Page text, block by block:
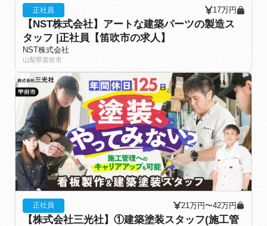
正社員 17万円
【NST株式会社】アートな建築パーツの製造ス
タッフ |正社員【笛吹市の求人】
NST株式会社
山梨県笛吹市
正社員 21万円〜42万円
【株式会社三光社】①建築塗装スタッフ(施工管